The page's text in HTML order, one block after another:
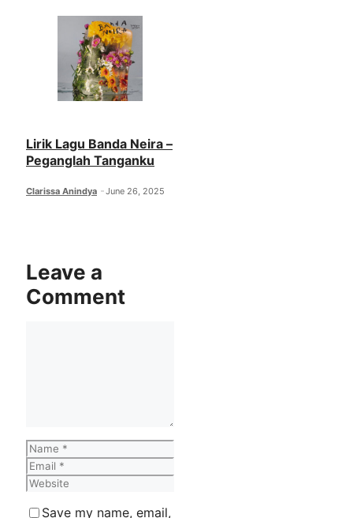
Lirik Lagu Banda Neira –
Peganglah Tanganku
Clarissa Anindya June 26, 2025
Leave a
Comment
Name
Email
Website
Save my name, email,